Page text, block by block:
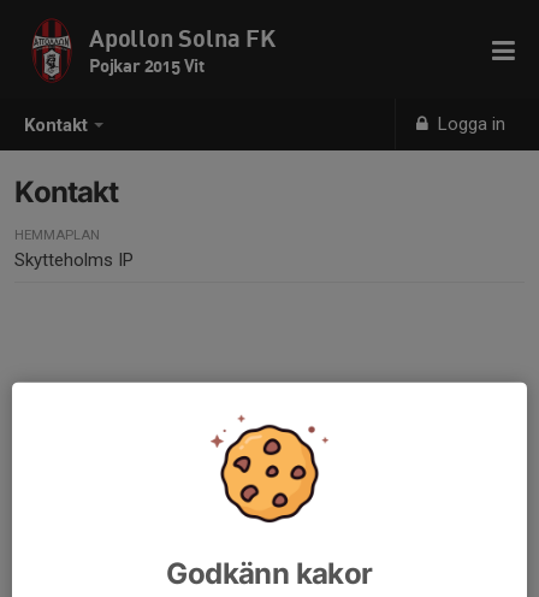
Kontakt Logga in
Apollon Solna FK
Pojkar 2015 Vit
Kontakt
HEMMAPLAN
Skytteholms IP
Godkänn kakor